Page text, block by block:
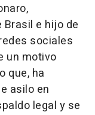
e hijo de
sociales
un motivo
que, ha
asilo en
legal y se